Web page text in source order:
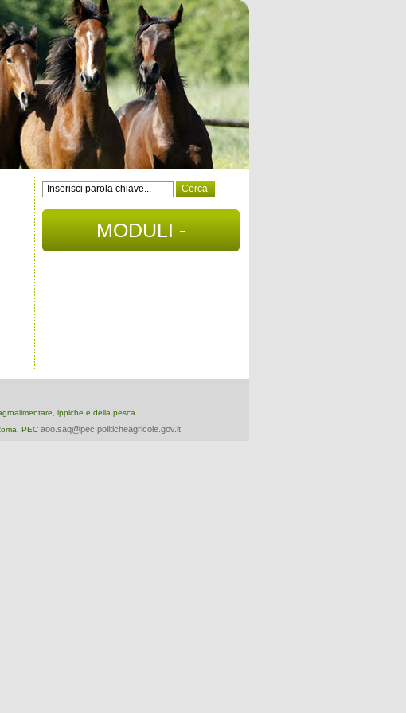
MODULI -
ippiche e della pesca
PEC aoo.saq@pec.politicheagricole.gov.it